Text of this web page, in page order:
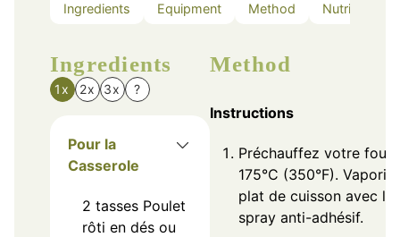
Ingredients Equipment Method Nutrition
Ingredients
1x 2x 3x ?
Pour la
Casserole
2 tasses Poulet
rôti en dés ou
Method
Instructions
Préchauffez votre four
175°C (350°F).
plat de cuisson avec le
spray anti-adhésif.